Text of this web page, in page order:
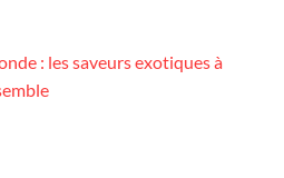
: les saveurs exotiques à